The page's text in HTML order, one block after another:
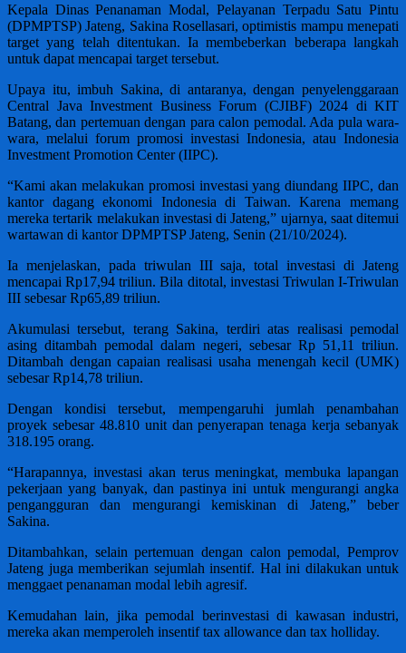
Kepala Dinas Penanaman Modal, Pelayanan Terpadu Satu Pintu
(DPMPTSP) Jateng, Sakina Rosellasari, optimistis mampu menepati
target yang telah ditentukan. Ia membeberkan beberapa langkah
untuk dapat mencapai target tersebut.
Upaya itu, imbuh Sakina, di antaranya, dengan penyelenggaraan
Central Java Investment Business Forum (CJIBF) 2024 di KIT
Batang, dan pertemuan dengan para calon pemodal. Ada pula wara-
wara, melalui forum promosi investasi Indonesia, atau Indonesia
Investment Promotion Center (IIPC).
“Kami akan melakukan promosi investasi yang diundang IIPC, dan
kantor dagang ekonomi Indonesia di Taiwan. Karena memang
mereka tertarik melakukan investasi di Jateng,” ujarnya, saat ditemui
wartawan di kantor DPMPTSP Jateng, Senin (21/10/2024).
Ia menjelaskan, pada triwulan III saja, total investasi di Jateng
mencapai Rp17,94 triliun. Bila ditotal, investasi Triwulan I-Triwulan
III sebesar Rp65,89 triliun.
Akumulasi tersebut, terang Sakina, terdiri atas realisasi pemodal
asing ditambah pemodal dalam negeri, sebesar Rp 51,11 triliun.
Ditambah dengan capaian realisasi usaha menengah kecil (UMK)
sebesar Rp14,78 triliun.
Dengan kondisi tersebut, mempengaruhi jumlah penambahan
proyek sebesar 48.810 unit dan penyerapan tenaga kerja sebanyak
318.195 orang.
“Harapannya, investasi akan terus meningkat, membuka lapangan
pekerjaan yang banyak, dan pastinya ini untuk mengurangi angka
pengangguran dan mengurangi kemiskinan di Jateng,” beber
Sakina.
Ditambahkan, selain pertemuan dengan calon pemodal, Pemprov
Jateng juga memberikan sejumlah insentif. Hal ini dilakukan untuk
menggaet penanaman modal lebih agresif.
Kemudahan lain, jika pemodal berinvestasi di kawasan industri,
mereka akan memperoleh insentif tax allowance dan tax holliday.